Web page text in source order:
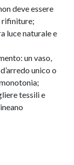
deve essere
rifiniture;
luce naturale e
un vaso,
unico o
tessili e